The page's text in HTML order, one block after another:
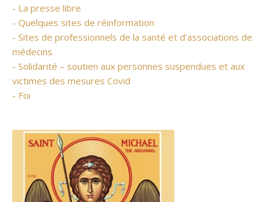
- La presse libre
- Quelques sites de réinformation
- Sites de professionnels de la santé et d’associations de
médecins
- Solidarité – soutien aux personnes suspendues et aux
victimes des mesures Covid
- Foi